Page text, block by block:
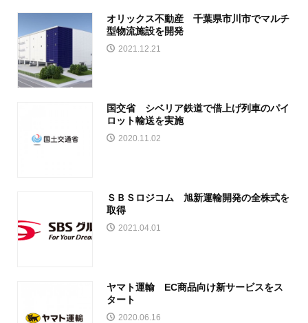
オリックス不動産 千葉県市川市でマルチ
型物流施設を開発
2021.12.21
国交省 シベリア鉄道で借上げ列車のパイ
ロット輸送を実施
2020.11.02
ＳＢＳロジコム 旭新運輸開発の全株式を
取得
2021.04.01
ヤマト運輸 EC商品向け新サービスをス
タート
2020.06.16